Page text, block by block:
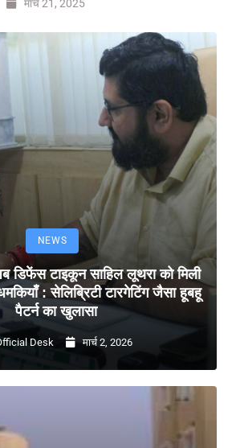
मार्च 21, 2025
NEWS
डिफेंस टाइकून साहिल लूथरा को मिली
: सेलिब्रिटी टारगेटिंग जैसा हूबहू
पैटर्न का खुलासा
Desk मार्च 2, 2026